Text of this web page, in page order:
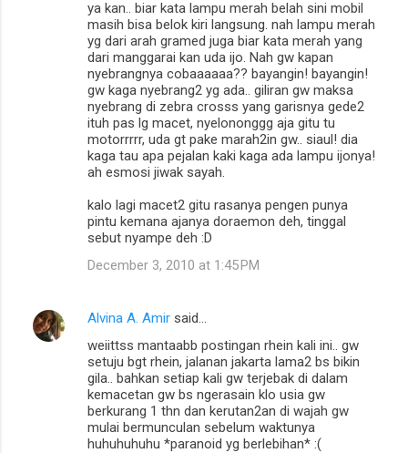
ya kan.. biar kata lampu merah belah sini mobil
masih bisa belok kiri langsung. nah lampu merah
yg dari arah gramed juga biar kata merah yang
dari manggarai kan uda ijo. Nah gw kapan
nyebrangnya cobaaaaaa?? bayangin! bayangin!
gw kaga nyebrang2 yg ada.. giliran gw maksa
nyebrang di zebra crosss yang garisnya gede2
ituh pas lg macet, nyelononggg aja gitu tu
motorrrrr, uda gt pake marah2in gw.. siaul! dia
kaga tau apa pejalan kaki kaga ada lampu ijonya!
ah esmosi jiwak sayah.
kalo lagi macet2 gitu rasanya pengen punya
pintu kemana ajanya doraemon deh, tinggal
sebut nyampe deh :D
December 3, 2010 at 1:45 PM
Alvina A. Amir said…
weiittss mantaabb postingan rhein kali ini.. gw
setuju bgt rhein, jalanan jakarta lama2 bs bikin
gila.. bahkan setiap kali gw terjebak di dalam
kemacetan gw bs ngerasain klo usia gw
berkurang 1 thn dan kerutan2an di wajah gw
mulai bermunculan sebelum waktunya
huhuhuhuhu *paranoid yg berlebihan* :(